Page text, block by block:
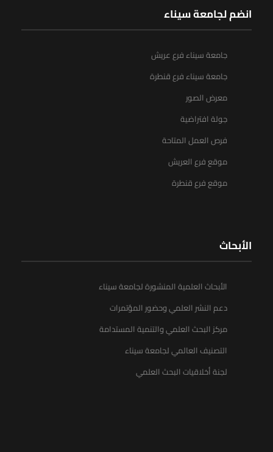
انضم لجامعة سيناء
جامعة سيناء فرع عريش
جامعة سيناء فرع قنطرة
معرض الصور
جولة افتراضية
فرص العمل المتاحة
موقع فرع العريش
موقع فرع قنطرة
الأبحاث
الأبحاث العلمية المنشورة لجامعة سيناء
دعم النشر العلمي وحضور المؤتمرات
مركز البحث العلمي والتنمية المستدامة
التصنيف العالمي لجامعة سيناء
لجنة أخلاقيات البحث العلمي